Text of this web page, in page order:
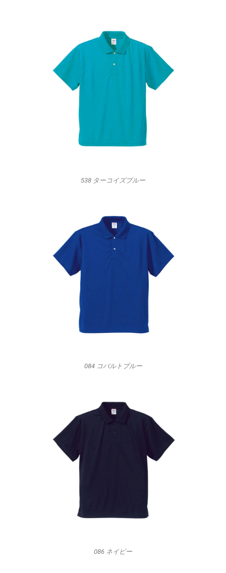
538 ターコイズブルー
084 コバルトブルー
086 ネイビー